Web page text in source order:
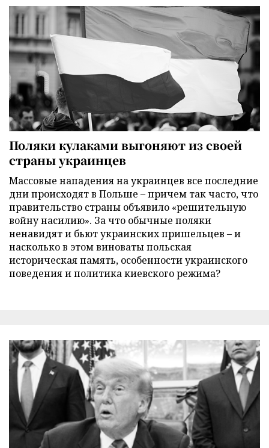
Поляки кулаками выгоняют из своей
страны украинцев
Массовые нападения на украинцев все последние
дни происходят в Польше – причем так часто, что
правительство страны объявило «решительную
войну насилию». За что обычные поляки
ненавидят и бьют украинских пришельцев – и
насколько в этом виноваты польская
историческая память, особенности украинского
поведения и политика киевского режима?